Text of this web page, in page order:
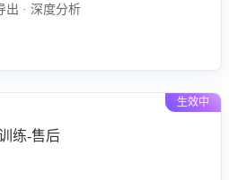
出 · 深度分析
生效中
练-售后